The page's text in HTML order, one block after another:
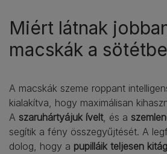
Miért látnak
macskák a
A macskák szeme roppant
kialakítva, hogy maximálisan
A szaruhártyájuk ívelt, és a
segítik a fény összegyűjtését. A
dolog, hogy a pupilláik teljesen